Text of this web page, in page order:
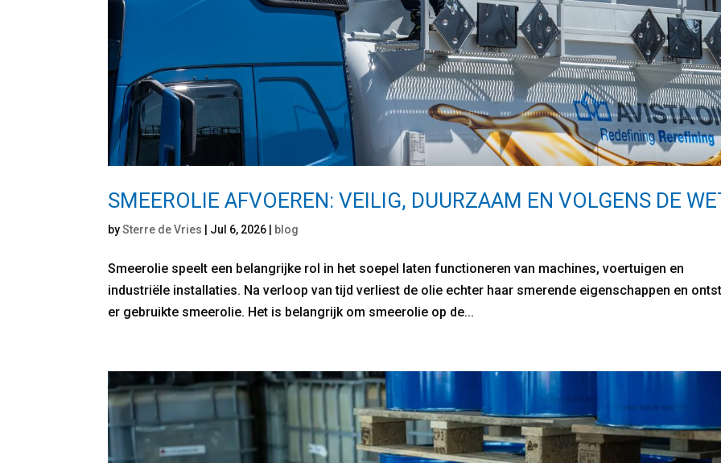
SMEEROLIE AFVOEREN: VEILIG, DUURZAAM EN VOLGENS DE
bySterre de Vries Jul 6, 2026 blog
Smeerolie speelt een belangrijke rol in het soepel laten functioneren van machines, voertuigen en
industriële installaties. Na verloop van tijd verliest de olie echter haar smerende eigenschappen en
er gebruikte smeerolie. Het is belangrijk om smeerolie op de...